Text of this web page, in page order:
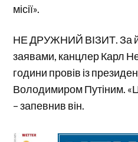
місії».
НЕ ДРУЖНИЙ ВІЗИТ. За
заявами, канцлер Карл
години провів із
Володимиром Путіним.
– запевнив він.